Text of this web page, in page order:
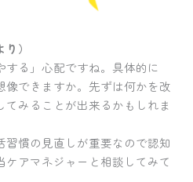
）
する」心配ですね。具体的に
像できますか。先ずは何かを改
みることが出来るかもしれま
慣の見直しが重要なので認知
アマネジャーと相談してみて